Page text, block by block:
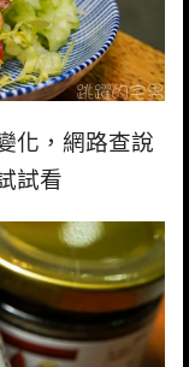
化，網路查說
試看